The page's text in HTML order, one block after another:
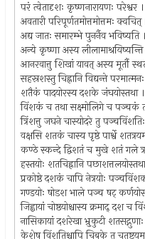
परं त्वेतादृशः कृष्णनारायणः परेश्वर ।
अवतारी परिपूर्णतमोत्तमोत्तमः
अद्य जातः समारम्भे पुनर्नैव भविष्यति ।
अन्ये कृष्णा अस्य
आनरवात्तु शिखां यावत् अस्य मूर्तौ
सहस्रशस्तु चिह्नानि विद्यन्ते
शतैकं पादयोरस्य दशके जंघयोस्तथा ।
विंशकं च तथा सक्ष्मोलिगे च पञ्चकं
त्रिंशत्तु जघने चास्योदरे तु
वक्षसि शतकं चास्य पृष्ठे पार्श्वे
कण्ठे स्कन्दे द्विशतं च मुखे शतं गले
हस्तयोः शतचिह्नानि
प्रकोष्ठे दशकं चापि नेत्रयोः
गण्डयोः षोडश भाले पञ्च षट्
जिह्वायां चोष्ठयोश्चास्य क्रमाद् दश च
नासिकायां दशरेखा भ्रुकुटी
केशेषु विंशतिश्चापि चिबुके तु